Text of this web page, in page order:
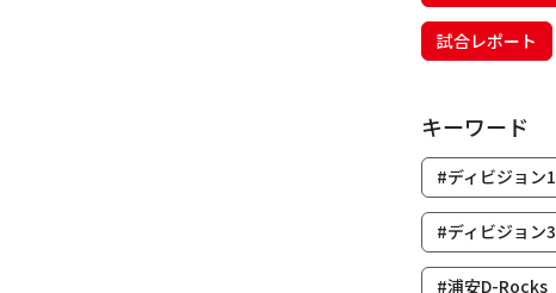
試合レポート
キーワード
#ディビジョン1
#ディビジョン3
#浦安D-Rocks